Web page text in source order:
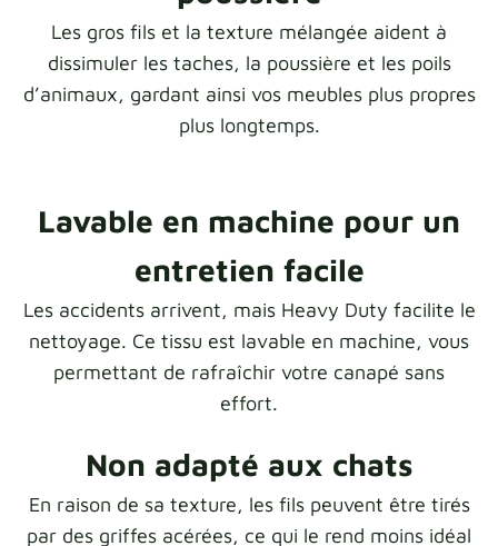
Les gros fils et la texture mélangée aident à
dissimuler les taches, la poussière et les poils
d’animaux, gardant ainsi vos meubles plus propres
plus longtemps.
Lavable en machine pour un
entretien facile
Les accidents arrivent, mais Heavy Duty facilite le
nettoyage. Ce tissu est lavable en machine, vous
permettant de rafraîchir votre canapé sans
effort.
Non adapté aux chats
En raison de sa texture, les fils peuvent être tirés
par des griffes acérées, ce qui le rend moins idéal